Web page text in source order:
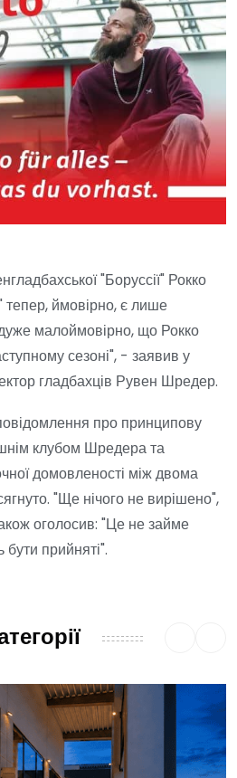
"Боруссії" Рокко
ймовірно, є лише
малоймовірно, що Рокко
сезоні", - заявив у
гладбахців Рувен Шредер.
про принципову
клубом Шредера та
домовленості між двома
"Ще нічого не вирішено",
оголосив: "Це не займе
бути прийняті".